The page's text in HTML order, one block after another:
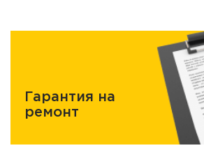
Гарантия на
ремонт